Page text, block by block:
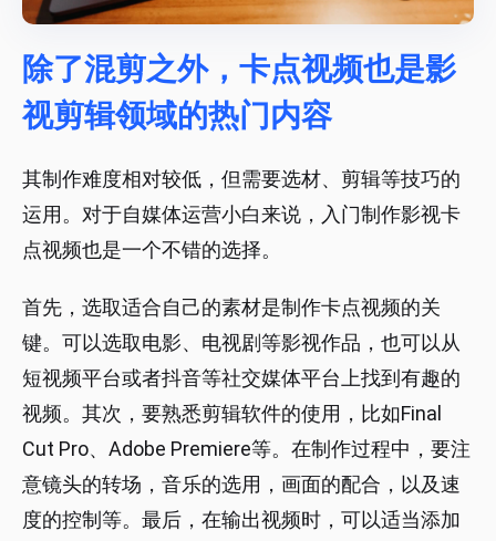
除了混剪之外，卡点视频也是影
视剪辑领域的热门内容
其制作难度相对较低，但需要选材、剪辑等技巧的
运用。对于自媒体运营小白来说，入门制作影视卡
点视频也是一个不错的选择。
首先，选取适合自己的素材是制作卡点视频的关
键。可以选取电影、电视剧等影视作品，也可以从
短视频平台或者抖音等社交媒体平台上找到有趣的
视频。其次，要熟悉剪辑软件的使用，比如Final
Cut Pro、Adobe Premiere等。在制作过程中，要注
意镜头的转场，音乐的选用，画面的配合，以及速
度的控制等。最后，在输出视频时，可以适当添加